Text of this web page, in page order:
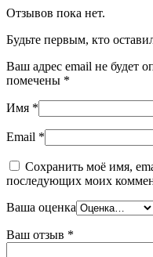
Отзывов пока нет.
Будьте первым, кто
Ваш адрес email не будет
помечены *
Имя *
Email *
Сохранить моё имя,
последующих моих
Ваша оценка
Ваш отзыв *